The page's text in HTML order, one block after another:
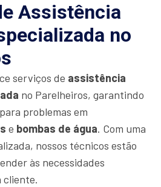
Assistência
no
serviços de assistência
no Parelheiros, garantindo
problemas em
e bombas de água. Com uma
nossos técnicos estão
às necessidades
cliente.